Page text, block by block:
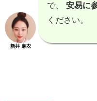
新井 麻衣
で、 安易に
ください。